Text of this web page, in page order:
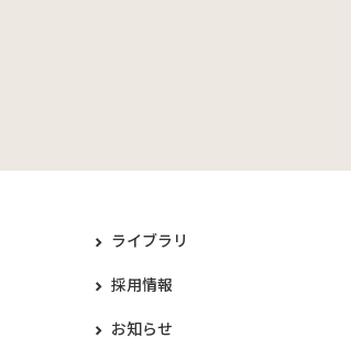
ライブラリ
採用情報
お知らせ